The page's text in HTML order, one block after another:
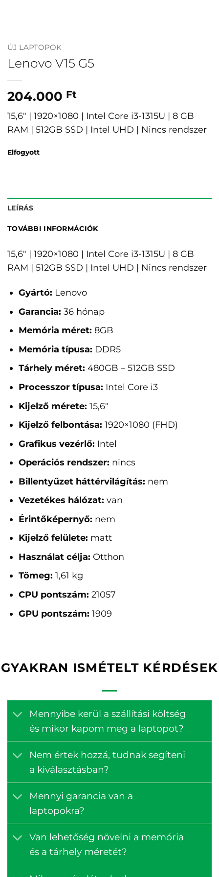
ÚJ LAPTOPOK
Lenovo V15 G5
204.000 Ft
15,6″ | 1920×1080 | Intel Core i3-1315U | 8 GB
RAM | 512GB SSD | Intel UHD | Nincs rendszer
Elfogyott
LEÍRÁS
TOVÁBBI INFORMÁCIÓK
15,6" | 1920×1080 | Intel Core i3-1315U | 8 GB
RAM | 512GB SSD | Intel UHD | Nincs rendszer
Gyártó: Lenovo
Garancia: 36 hónap
Memória méret: 8GB
Memória típusa: DDR5
Tárhely méret: 480GB – 512GB SSD
Processzor típusa: Intel Core i3
Kijelző mérete: 15,6"
Kijelző felbontása: 1920×1080 (FHD)
Grafikus vezérlő: Intel
Operációs rendszer: nincs
Billentyűzet háttérvilágítás: nem
Vezetékes hálózat: van
Érintőképernyő: nem
Kijelző felülete: matt
Használat célja: Otthon
Tömeg: 1,61 kg
CPU pontszám: 21057
GPU pontszám: 1909
GYAKRAN ISMÉTELT KÉRDÉSEK
Mennyibe kerül a szállítási költség
és mikor kapom meg a laptopot?
Nem értek hozzá, tudnak segíteni
a kiválasztásban?
Mennyi garancia van a
laptopokra?
Van lehetőség növelni a memória
és a tárhely méretét?